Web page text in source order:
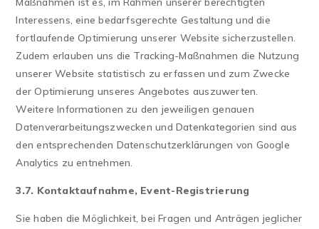
Interessens, eine bedarfsgerechte Gestaltung und die
fortlaufende Optimierung unserer Website sicherzustellen.
Zudem erlauben uns die Tracking-Maßnahmen die Nutzung
unserer Website statistisch zu erfassen und zum Zwecke
der Optimierung unseres Angebotes auszuwerten.
Weitere Informationen zu den jeweiligen genauen
Datenverarbeitungszwecken und Datenkategorien sind aus
den entsprechenden Datenschutzerklärungen von Google
Analytics zu entnehmen.
3.7. Kontaktaufnahme, Event-Registrierung
Sie haben die Möglichkeit, bei Fragen und Anträgen jeglicher